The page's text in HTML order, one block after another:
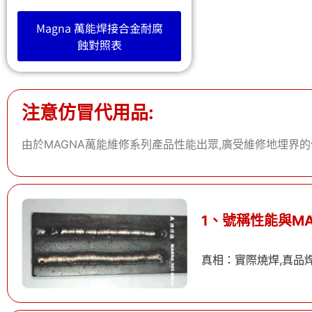
Magna 萬能焊接合金耐腐
蝕對照表
注意仿冒代用品:
由於MAGNA萬能維修系列產品性能出眾,廣受維修地埋界
1、號稱性能與
真相：實際燒焊,真品